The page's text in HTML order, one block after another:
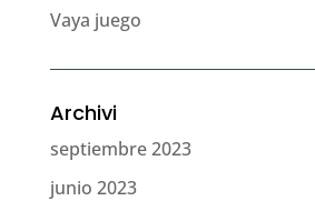
Vaya juego
Archivi
septiembre 2023
junio 2023